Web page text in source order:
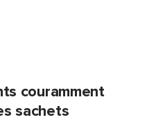
couramment
sachets